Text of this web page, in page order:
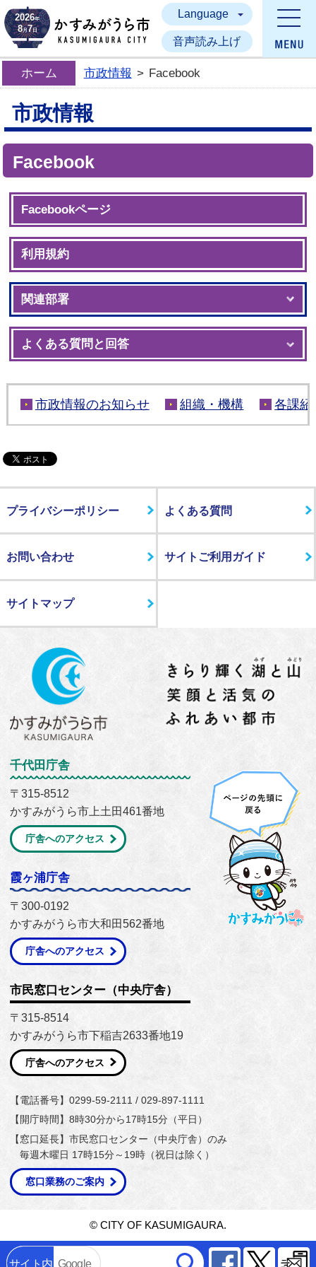
かすみがうら市
2026年
8月7日
Language
音声読み上げ
サイト内 Google Facebook
ホーム 市政情報 > Facebook
市政情報
Facebook
Facebookページ
利用規約
関連部署
よくある質問と回答
市政情報のお知らせ 組織・機構 各課紹
プライバシーポリシー よくある質問
お問い合わせ サイトご利用ガイド
サイトマップ
千代田庁舎
〒315-8512
かすみがうら市上土田461番地
庁舎へのアクセス
霞ヶ浦庁舎
〒300-0192
かすみがうら市大和田562番地
庁舎へのアクセス
市民窓口センター（中央庁舎）
〒315-8514
かすみがうら市下稲吉2633番地19
庁舎へのアクセス
【電話番号】0299-59-2111 / 029-897-1111
【開庁時間】8時30分から17時15分（平日）
【窓口延長】市民窓口センター（中央庁舎）のみ
毎週木曜日 17時15分～19時（祝日は除く）
窓口業務のご案内
© CITY OF KASUMIGAURA.